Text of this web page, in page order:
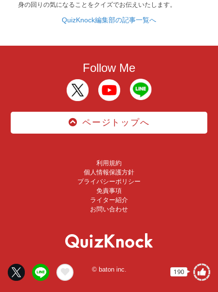
190
身の回りの気になることをクイズでお伝えいたします。
QuizKnock編集部の記事一覧へ
Follow Me
ページトップへ
利用規約
個人情報保護方針
プライバシーポリシー
免責事項
ライター紹介
お問い合わせ
© baton inc.